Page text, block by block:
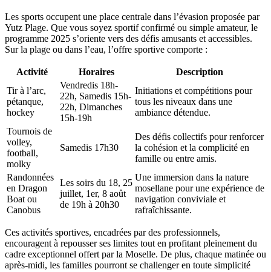
Les sports occupent une place centrale dans l’évasion proposée par
Yutz Plage. Que vous soyez sportif confirmé ou simple amateur, le
programme 2025 s’oriente vers des défis amusants et accessibles.
Sur la plage ou dans l’eau, l’offre sportive comporte :
Activité Horaires
Description
Tir à l’arc,
pétanque,
hockey
Vendredis 18h-
22h, Samedis 15h-
22h, Dimanches
15h-19h
Initiations et compétitions pour
tous les niveaux dans une
ambiance détendue.
Tournois de
volley,
football,
molky
Samedis 17h30
Des défis collectifs pour renforcer
la cohésion et la complicité en
famille ou entre amis.
Randonnées
en Dragon
Boat ou
Canobus
Les soirs du 18, 25
juillet, 1er, 8 août
de 19h à 20h30
Une immersion dans la nature
mosellane pour une expérience de
navigation conviviale et
rafraîchissante.
Ces activités sportives, encadrées par des professionnels,
encouragent à repousser ses limites tout en profitant pleinement du
cadre exceptionnel offert par la Moselle. De plus, chaque matinée ou
après-midi, les familles pourront se challenger en toute simplicité